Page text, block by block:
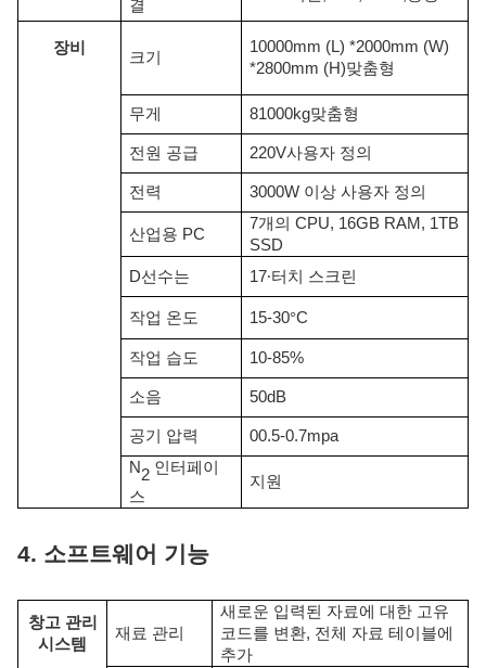
결
장비
크기
10000mm (L) *2000mm (W)
*2800mm (H)맞춤형
무게 81000kg맞춤형
전원 공급 220V사용자 정의
전력 3000W 이상 사용자 정의
산업용 PC
7개의 CPU, 16GB RAM, 1TB
SSD
D선수는 17∙터치 스크린
작업 온도 15-30°C
작업 습도 10-85%
소음 50dB
공기 압력
00.5-0.7mpa
N2 인터페이
스
지원
4. 소프트웨어 기능
창고 관리
시스템
재료 관리
새로운 입력된 자료에 대한 고유
코드를 변환, 전체 자료 테이블에
추가